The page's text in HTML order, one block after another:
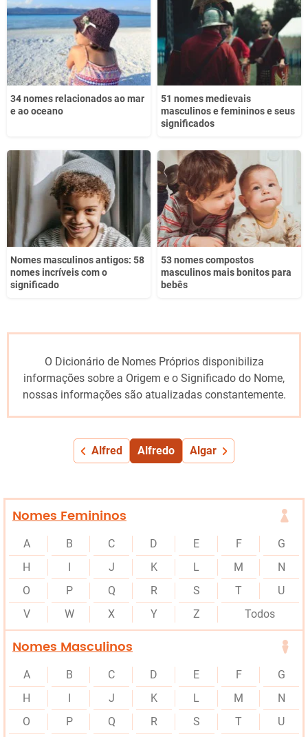
Outro
34 nomes relacionados ao mar
e ao oceano
51 nomes medievais
masculinos e femininos e seus
significados
Nomes masculinos antigos: 58
nomes incríveis com o
significado
53 nomes compostos
masculinos mais bonitos para
bebês
O Dicionário de Nomes Próprios disponibiliza
informações sobre a Origem e o Significado do Nome,
nossas informações são atualizadas constantemente.
Alfred Alfredo Algar
Nomes Femininos
A B C D E F
G
H
I J K L M
N
O
P Q R S T
U
V
W X Y Z Todos
Nomes Masculinos
A B C D E F
G
H
I J K L M
N
O
P Q R S T
U